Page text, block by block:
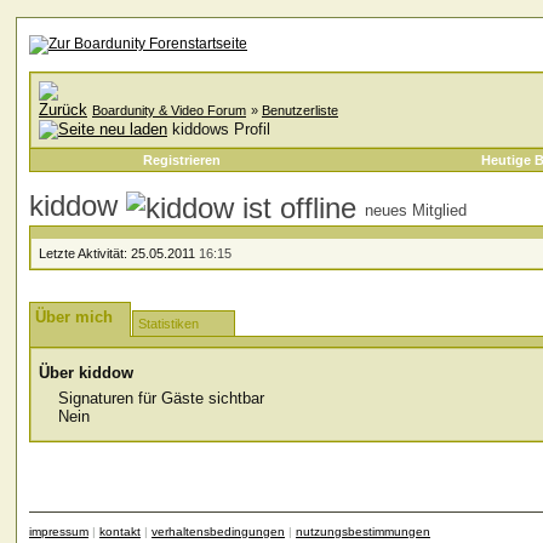
Boardunity & Video Forum » Benutzerliste
kiddows Profil
Registrieren Heutige
kiddow neues Mitglied
Letzte Aktivität: 25.05.2011 16:15
Über mich Statistiken
Über kiddow
Signaturen für Gäste sichtbar
Nein
impressum | kontakt | verhaltensbedingungen | nutzungsbestimmungen